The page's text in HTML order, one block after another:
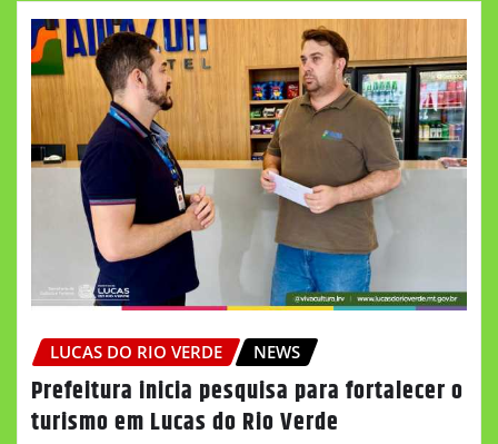
LUCAS DO RIO VERDE NEWS
Prefeitura inicia pesquisa para fortalecer o
turismo em Lucas do Rio Verde